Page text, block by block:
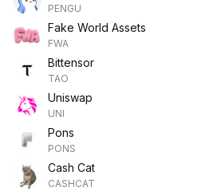
PENGU
Fake World Assets
FWA
Bittensor
TAO
Uniswap
UNI
Pons
PONS
Cash Cat
CASHCAT